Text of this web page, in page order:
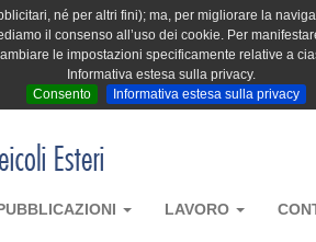
né per altri fini); ma, per migliorare la
il consenso all’uso dei cookie. Per
le impostazioni specificamente relative a
Informativa estesa sulla privacy.
Consento
Informativa estesa sulla privacy
LAVORO